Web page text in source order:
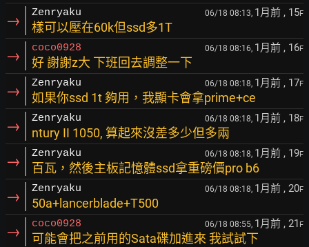
→ Zenryaku 06/18 08:13, 1月前 , 15F
樣可以壓在60k但ssd多1T
→ coco0928 06/18 08:16, 1月前 , 16F
好 謝謝z大 下班回去調整一下
→ Zenryaku 06/18 08:18, 1月前 , 17F
如果你ssd 1t 夠用，我顯卡會拿prime+ce
→ Zenryaku 06/18 08:18, 1月前 , 18F
ntury II 1050, 算起來沒差多少但多兩
→ Zenryaku 06/18 08:18, 1月前 , 19F
百瓦，然後主板記憶體ssd拿重磅價pro b6
→ Zenryaku 06/18 08:18, 1月前 , 20F
50a+lancerblade+T500
→ coco0928 06/18 08:55, 1月前 , 21 F
可能會把之前用的Sata碟加進來 我試試下